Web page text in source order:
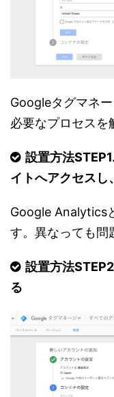
Googleタグマネ
必要なプロセスを
設置方法
イトへアクセスし
Google Analytics
す。異なっても問
設置方法
る